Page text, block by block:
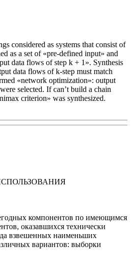
considered as systems that consist of
as a set of «pre-defined input» and
data flows of step k + 1». Synthesis
data flows of k-step must match
«network optimization»: output
selected. If can’t build a chain
criterion» was synthesized.
компонентов по имеющимся
оказавшихся технически
взвешенных наименьших
вариантов: выборки